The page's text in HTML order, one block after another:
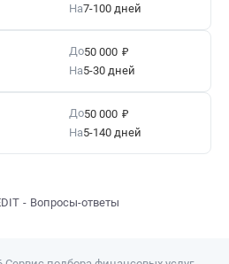
На7-100 дней
До50 000 ₽
На5-30 дней
До50 000 ₽
На5-140 дней
Вопросы-ответы